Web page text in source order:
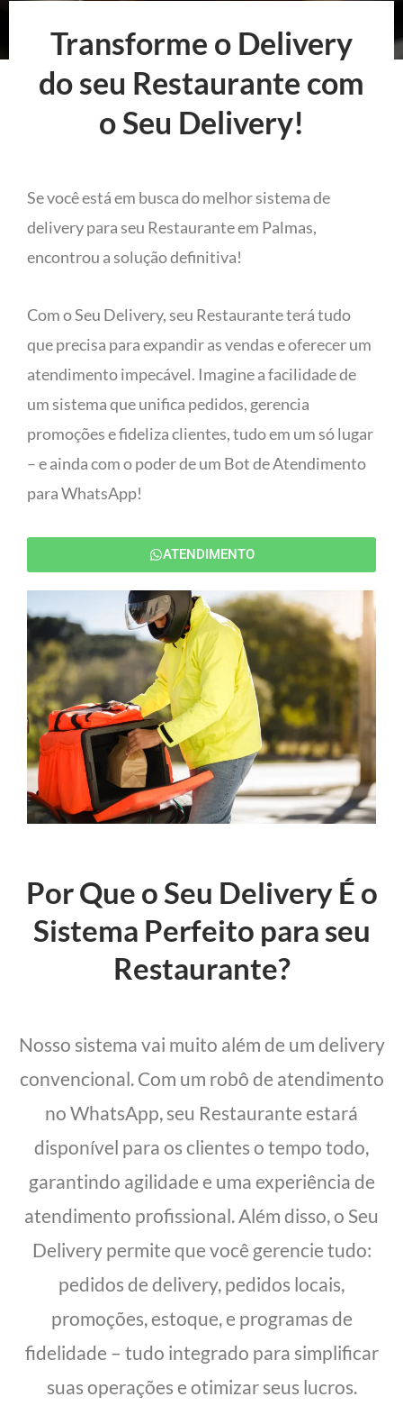
Transforme o Delivery
do seu Restaurante com
o Seu Delivery!
Se você está em busca do melhor sistema de
delivery para seu Restaurante em Palmas,
encontrou a solução definitiva!
Com o Seu Delivery, seu Restaurante terá tudo
que precisa para expandir as vendas e oferecer um
atendimento impecável. Imagine a facilidade de
um sistema que unifica pedidos, gerencia
promoções e fideliza clientes, tudo em um só lugar
– e ainda com o poder de um Bot de Atendimento
para WhatsApp!
ATENDIMENTO
Por Que o Seu Delivery É o
Sistema Perfeito para seu
Restaurante?
Nosso sistema vai muito além de um delivery
convencional. Com um robô de atendimento
no WhatsApp, seu Restaurante estará
disponível para os clientes o tempo todo,
garantindo agilidade e uma experiência de
atendimento profissional. Além disso, o Seu
Delivery permite que você gerencie tudo:
pedidos de delivery, pedidos locais,
promoções, estoque, e programas de
fidelidade – tudo integrado para simplificar
suas operações e otimizar seus lucros.